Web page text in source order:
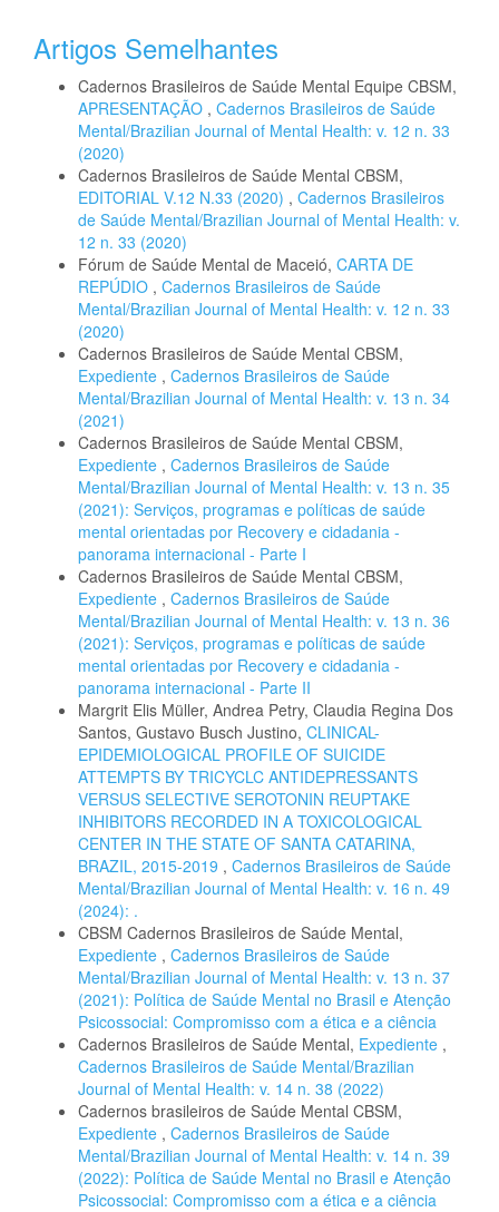
Artigos Semelhantes
Cadernos Brasileiros de Saúde Mental Equipe CBSM,
APRESENTAÇÃO , Cadernos Brasileiros de Saúde
Mental/Brazilian Journal of Mental Health: v. 12 n. 33
(2020)
Cadernos Brasileiros de Saúde Mental CBSM,
EDITORIAL V.12 N.33 (2020) , Cadernos Brasileiros
de Saúde Mental/Brazilian Journal of Mental Health: v.
12 n. 33 (2020)
Fórum de Saúde Mental de Maceió, CARTA DE
REPÚDIO , Cadernos Brasileiros de Saúde
Mental/Brazilian Journal of Mental Health: v. 12 n. 33
(2020)
Cadernos Brasileiros de Saúde Mental CBSM,
Expediente , Cadernos Brasileiros de Saúde
Mental/Brazilian Journal of Mental Health: v. 13 n. 34
(2021)
Cadernos Brasileiros de Saúde Mental CBSM,
Expediente , Cadernos Brasileiros de Saúde
Mental/Brazilian Journal of Mental Health: v. 13 n. 35
(2021): Serviços, programas e políticas de saúde
mental orientadas por Recovery e cidadania -
panorama internacional - Parte I
Cadernos Brasileiros de Saúde Mental CBSM,
Expediente , Cadernos Brasileiros de Saúde
Mental/Brazilian Journal of Mental Health: v. 13 n. 36
(2021): Serviços, programas e políticas de saúde
mental orientadas por Recovery e cidadania -
panorama internacional - Parte II
Margrit Elis Müller, Andrea Petry, Claudia Regina Dos
Santos, Gustavo Busch Justino, CLINICAL-
EPIDEMIOLOGICAL PROFILE OF SUICIDE
ATTEMPTS BY TRICYCLC ANTIDEPRESSANTS
VERSUS SELECTIVE SEROTONIN REUPTAKE
INHIBITORS RECORDED IN A TOXICOLOGICAL
CENTER IN THE STATE OF SANTA CATARINA,
BRAZIL, 2015-2019 , Cadernos Brasileiros de Saúde
Mental/Brazilian Journal of Mental Health: v. 16 n. 49
(2024): .
CBSM Cadernos Brasileiros de Saúde Mental,
Expediente , Cadernos Brasileiros de Saúde
Mental/Brazilian Journal of Mental Health: v. 13 n. 37
(2021): Política de Saúde Mental no Brasil e Atenção
Psicossocial: Compromisso com a ética e a ciência
Cadernos Brasileiros de Saúde Mental, Expediente ,
Cadernos Brasileiros de Saúde Mental/Brazilian
Journal of Mental Health: v. 14 n. 38 (2022)
Cadernos brasileiros de Saúde Mental CBSM,
Expediente , Cadernos Brasileiros de Saúde
Mental/Brazilian Journal of Mental Health: v. 14 n. 39
(2022): Política de Saúde Mental no Brasil e Atenção
Psicossocial: Compromisso com a ética e a ciência